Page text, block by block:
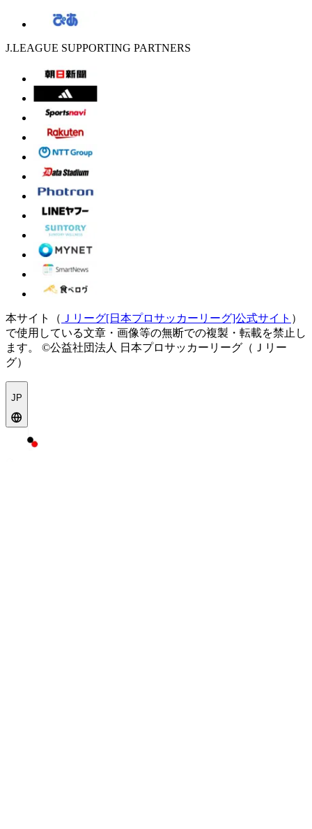
J.LEAGUE SUPPORTING PARTNERS
本サイト（ Ｊリーグ[日本プロサッカーリーグ]公式サイト ）
で使用している文章・画像等の無断での複製・転載を禁止し
ます。
©公益社団法人 日本プロサッカーリーグ（Ｊリー
グ）
JP